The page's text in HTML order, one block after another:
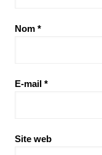
Nom *
E-mail *
Site web